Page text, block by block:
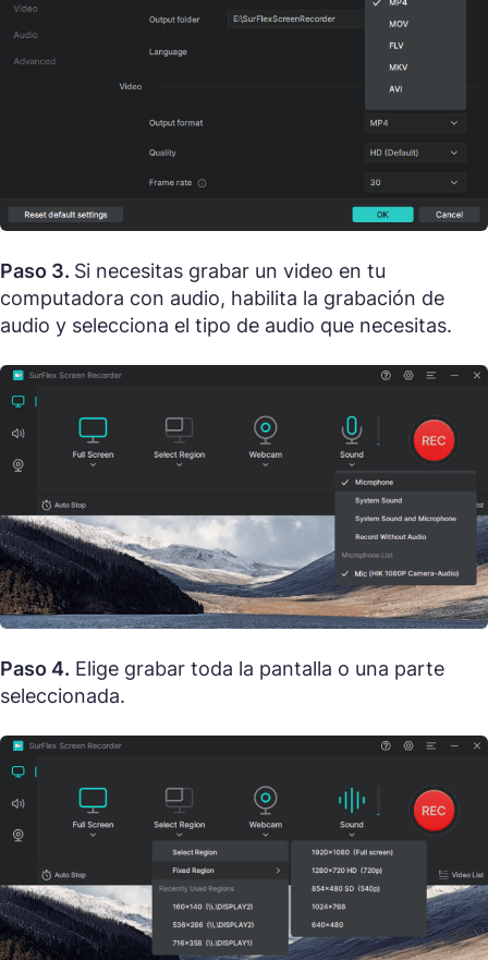
Paso 3. Si necesitas grabar un video en tu
computadora con audio, habilita la grabación de
audio y selecciona el tipo de audio que necesitas.
Paso 4. Elige grabar toda la pantalla o una parte
seleccionada.